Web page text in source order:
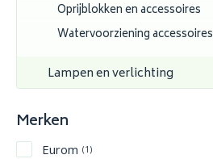
Oprijblokken en accessoires
Watervoorziening accessoires
Lampen en verlichting
Merken
Eurom (1)